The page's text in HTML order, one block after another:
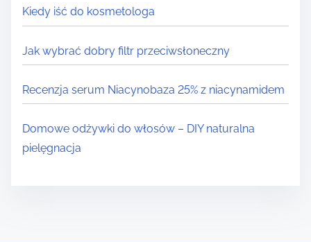
Kiedy iść do kosmetologa
Jak wybrać dobry filtr przeciwsłoneczny
Recenzja serum Niacynobaza 25% z niacynamidem
Domowe odżywki do włosów – DIY naturalna
pielęgnacja